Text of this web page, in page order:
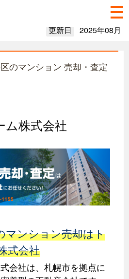
更新日 2025年08月
のマンション 売却・査定
ム株式会社
マンション売却はト
式会社
会社は、札幌市を拠点に